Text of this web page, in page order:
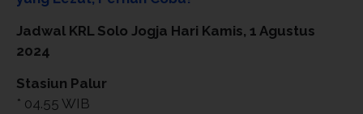
Jadwal KRL Solo Jogja Hari Kamis, 1 Agustus
2024
Stasiun Palur
* 04.55 WIB